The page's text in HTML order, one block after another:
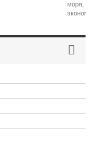
моря,